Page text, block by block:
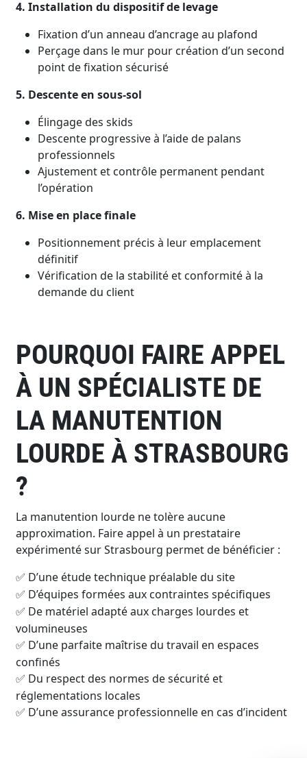
4. Installation du dispositif de levage
Fixation d’un anneau d’ancrage au plafond
Perçage dans le mur pour création d’un second
point de fixation sécurisé
5. Descente en sous-sol
Élingage des skids
Descente progressive à l’aide de palans
professionnels
Ajustement et contrôle permanent pendant
l’opération
6. Mise en place finale
Positionnement précis à leur emplacement
définitif
Vérification de la stabilité et conformité à la
demande du client
POURQUOI FAIRE APPEL
À UN SPÉCIALISTE DE
LA MANUTENTION
LOURDE À STRASBOURG
?
La manutention lourde ne tolère aucune
approximation. Faire appel à un prestataire
expérimenté sur Strasbourg permet de bénéficier :
✅ D’une étude technique préalable du site
✅ D’équipes formées aux contraintes spécifiques
✅ De matériel adaptéaux charges lourdes et
volumineuses
✅ D’une parfaite maîtrise du travail en espaces
confinés
✅ Du respect des normes de sécurité et
réglementations locales
✅ D’une assurance professionnelle en cas d’incident